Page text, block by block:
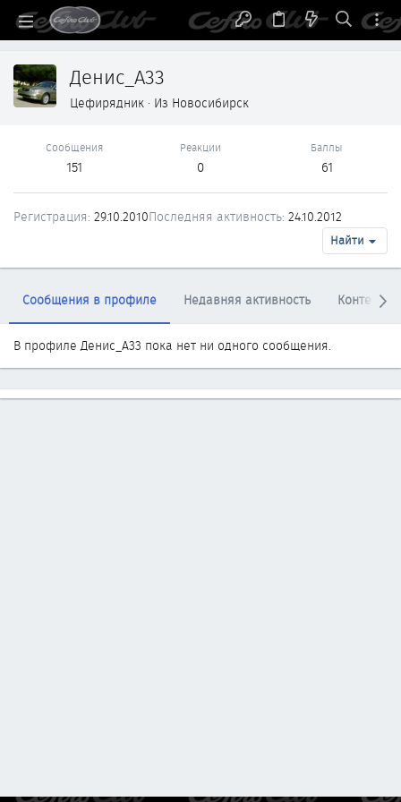
Денис_А33
Цефирядник · Из Новосибирск
Сообщения
151
Реакции
0
Баллы
61
Регистрация 29.10.2010Последняя активность 24.10.2012
Найти
Сообщения в профиле Недавняя активность Контент
В профиле Денис_А33 пока нет ни одного сообщения.